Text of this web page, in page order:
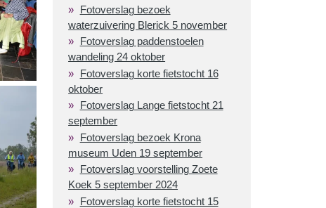
Fotoverslag bezoek
waterzuivering Blerick 5 november
Fotoverslag paddenstoelen
wandeling 24 oktober
Fotoverslag korte fietstocht 16
oktober
Fotoverslag Lange fietstocht 21
september
Fotoverslag bezoek Krona
museum Uden 19 september
Fotoverslag voorstelling Zoete
Koek 5 september 2024
Fotoverslag korte fietstocht 15